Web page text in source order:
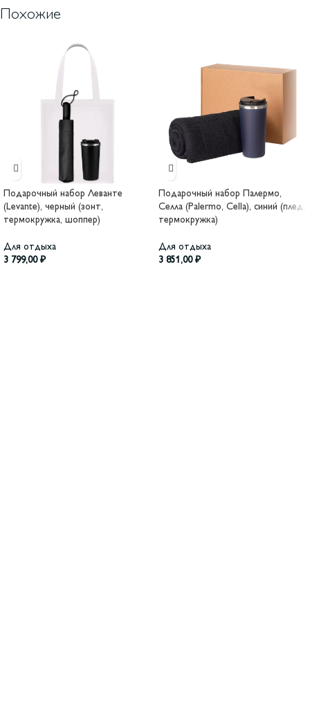
Похожие
Подарочный набор Леванте
(Levante), черный (зонт,
термокружка, шоппер)
Для отдыха
3 799,00 ₽
Подарочный набор Палермо,
Селла (Palermo, Cella), синий (плед,
термокружка)
Для отдыха
3 851,00 ₽